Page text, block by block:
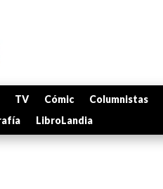
TV Cómic Columnistas
LibroLandia